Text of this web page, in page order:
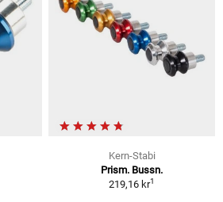
Kern-Stabi
Prism. Bussn.
219,16 kr1